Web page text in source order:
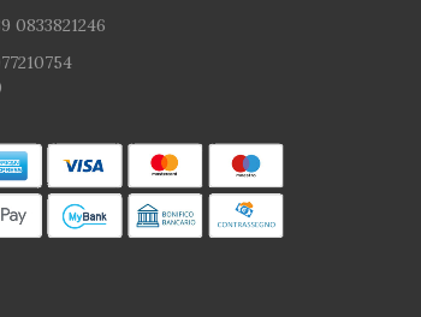
0833821246